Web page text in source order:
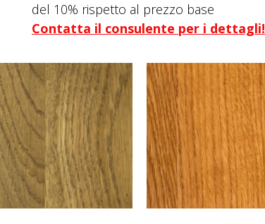
del 10% rispetto al prezzo base
Contatta il consulente per i dettagli!